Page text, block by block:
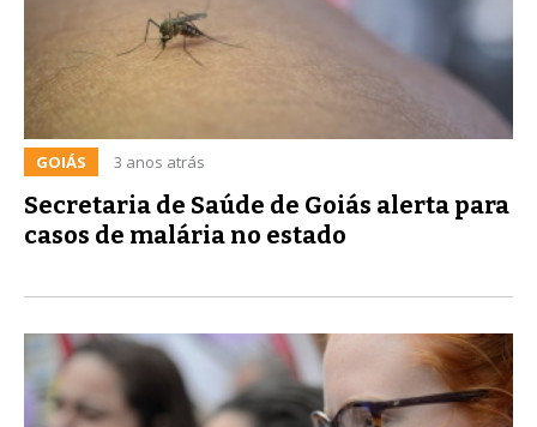
GOIÁS 3 anos atrás
Secretaria de Saúde de Goiás alerta para
casos de malária no estado